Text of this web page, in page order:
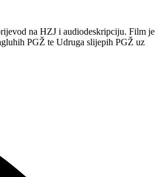
na HZJ i audiodeskripciju. Film je
PGŽ te Udruga slijepih PGŽ uz